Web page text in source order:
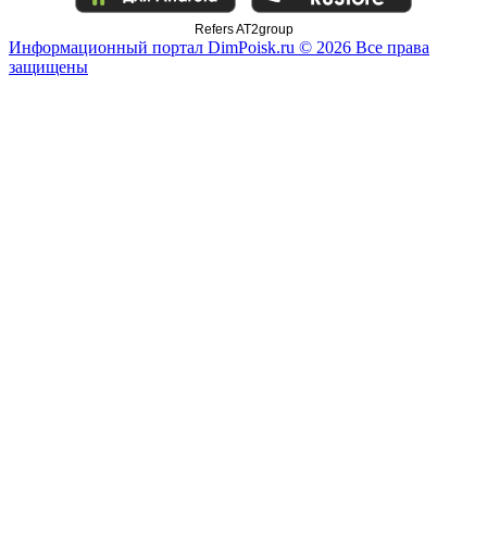
Refers AT2group
Информационный портал DimPoisk.ru © 2026 Все права
защищены